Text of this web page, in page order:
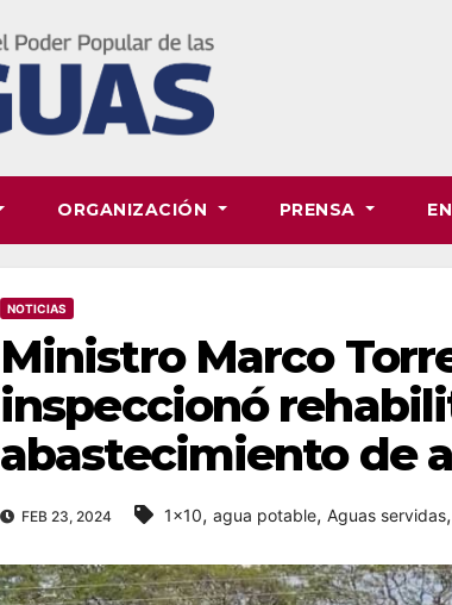
ORGANIZACIÓN PRENSA
NOTICIAS
Ministro Marco
inspeccionó
abastecimiento de
FEB 23, 2024 1x10, agua potable, Aguas servidas,